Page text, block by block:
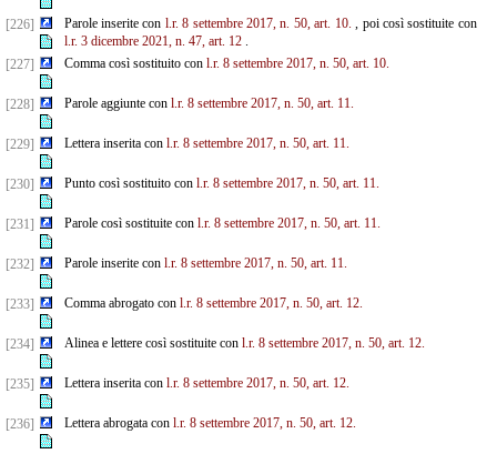
[226] Parole inserite con l.r. 8 settembre 2017, n. 50, art. 10. , poi così sostituite con
l.r. 3 dicembre 2021, n. 47, art. 12.
[227]
Comma così sostituito con l.r. 8 settembre 2017, n. 50, art. 10.
[228] Parole aggiunte con l.r. 8 settembre 2017, n. 50, art. 11.
[229] Lettera inserita con l.r. 8 settembre 2017, n. 50, art. 11.
[230] Punto così sostituito con l.r. 8 settembre 2017, n. 50, art. 11.
[231] Parole così sostituite con l.r. 8 settembre 2017, n. 50, art. 11.
[232] Parole inserite con l.r. 8 settembre 2017, n. 50, art. 11.
[233] Comma abrogato con l.r. 8 settembre 2017, n. 50, art. 12.
[234] Alinea e lettere così sostituite con l.r. 8 settembre 2017, n. 50, art. 12.
[235] Lettera inserita con l.r. 8 settembre 2017, n. 50, art. 12.
[236] Lettera abrogata con l.r. 8 settembre 2017, n. 50, art. 12.